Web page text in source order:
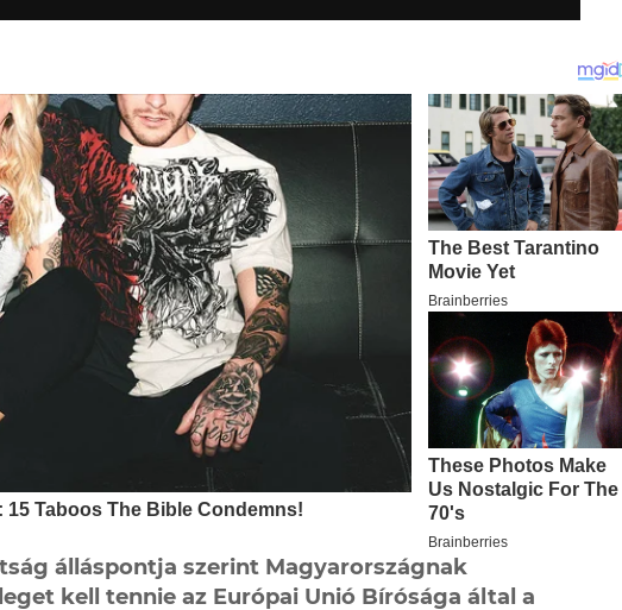
álláspontja szerint Magyarországnak
kell tennie az Európai Unió Bírósága által a